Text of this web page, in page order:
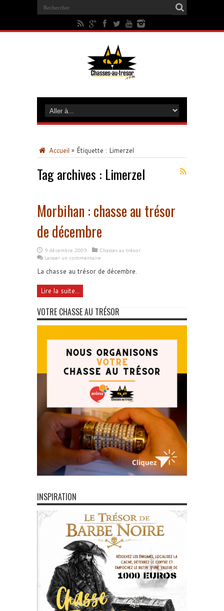
Accueil » Étiquette : Limerzel
Tag archives : Limerzel
Morbihan : chasse au trésor
de décembre
9 décembre 2009
Chasses au trésor
Laisser un commentaire
La chasse au trésor de décembre.
Lire la suite...
VOTRE CHASSE AU TRÉSOR
INSPIRATION